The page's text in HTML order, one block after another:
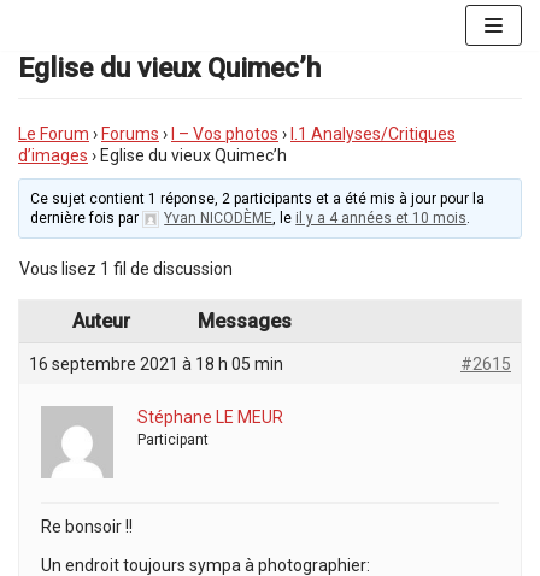
au
contenu
Eglise du vieux Quimec’h
Le Forum › Forums › I – Vos photos ›
I.1 Analyses/Critiques
d’images › Eglise du vieux Quimec’h
Ce sujet contient 1 réponse, 2 participants et a été mis à jour pour la
dernière fois par
Yvan NICODÈME, le il y a 4 années et 10 mois.
Vous lisez 1 fil de discussion
Auteur Messages
16 septembre 2021 à 18 h 05 min #2615
Stéphane LE MEUR
Participant
Re bonsoir !!
Un endroit toujours sympa à photographier: